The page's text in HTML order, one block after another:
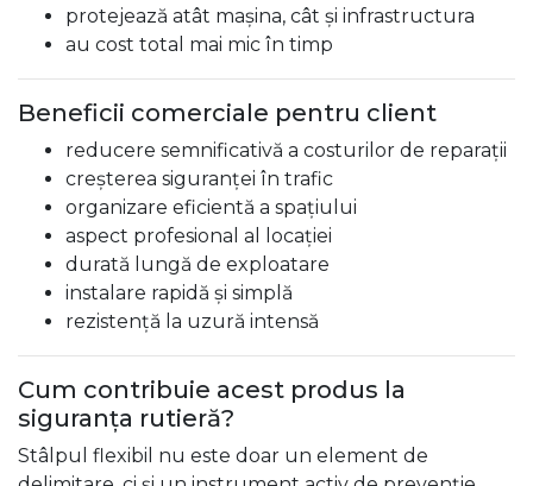
protejează atât mașina, cât și infrastructura
au cost total mai mic în timp
Beneficii comerciale pentru client
reducere semnificativă a costurilor de reparații
creșterea siguranței în trafic
organizare eficientă a spațiului
aspect profesional al locației
durată lungă de exploatare
instalare rapidă și simplă
rezistență la uzură intensă
Cum contribuie acest produs la
siguranța rutieră?
Stâlpul flexibil nu este doar un element de